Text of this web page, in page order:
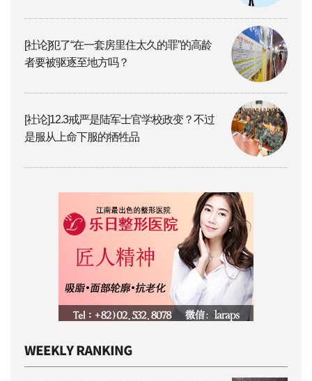
[社论]犯了“在一套房里住太久的罪”的高龄
者要被驱逐至地方吗？
[社论]12.3戒严是陆军士官学校政变？不过
是服从上命下服的牺牲品